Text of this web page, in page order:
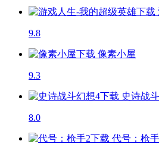
9.8
像素小屋
9.3
史诗战
8.0
代号：枪